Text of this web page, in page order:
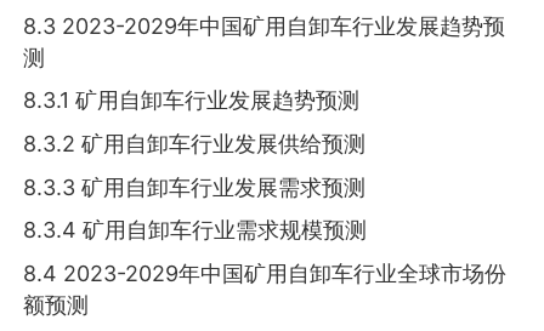
8.3 2023-2029年中国矿用自卸车行业发展趋势预
测
8.3.1 矿用自卸车行业发展趋势预测
8.3.2 矿用自卸车行业发展供给预测
8.3.3 矿用自卸车行业发展需求预测
8.3.4 矿用自卸车行业需求规模预测
8.4 2023-2029年中国矿用自卸车行业全球市场份
额预测